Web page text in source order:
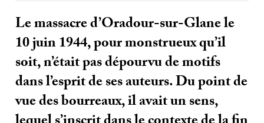
Le massacre d’Oradour-sur-Glane le
10 juin 1944, pour monstrueux qu’il
soit, n’était pas dépourvu de motifs
dans l’esprit de ses auteurs. Du point de
vue des bourreaux, il avait un sens,